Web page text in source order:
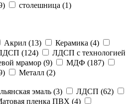
) столешница (1)
Акрил (13) Керамика (4)
(124)
ЛДСП с технологией
мрамор (9) МДФ (187)
) Металл (2)
эмаль (3) ЛДСП (62)
пленка ПВХ (4)